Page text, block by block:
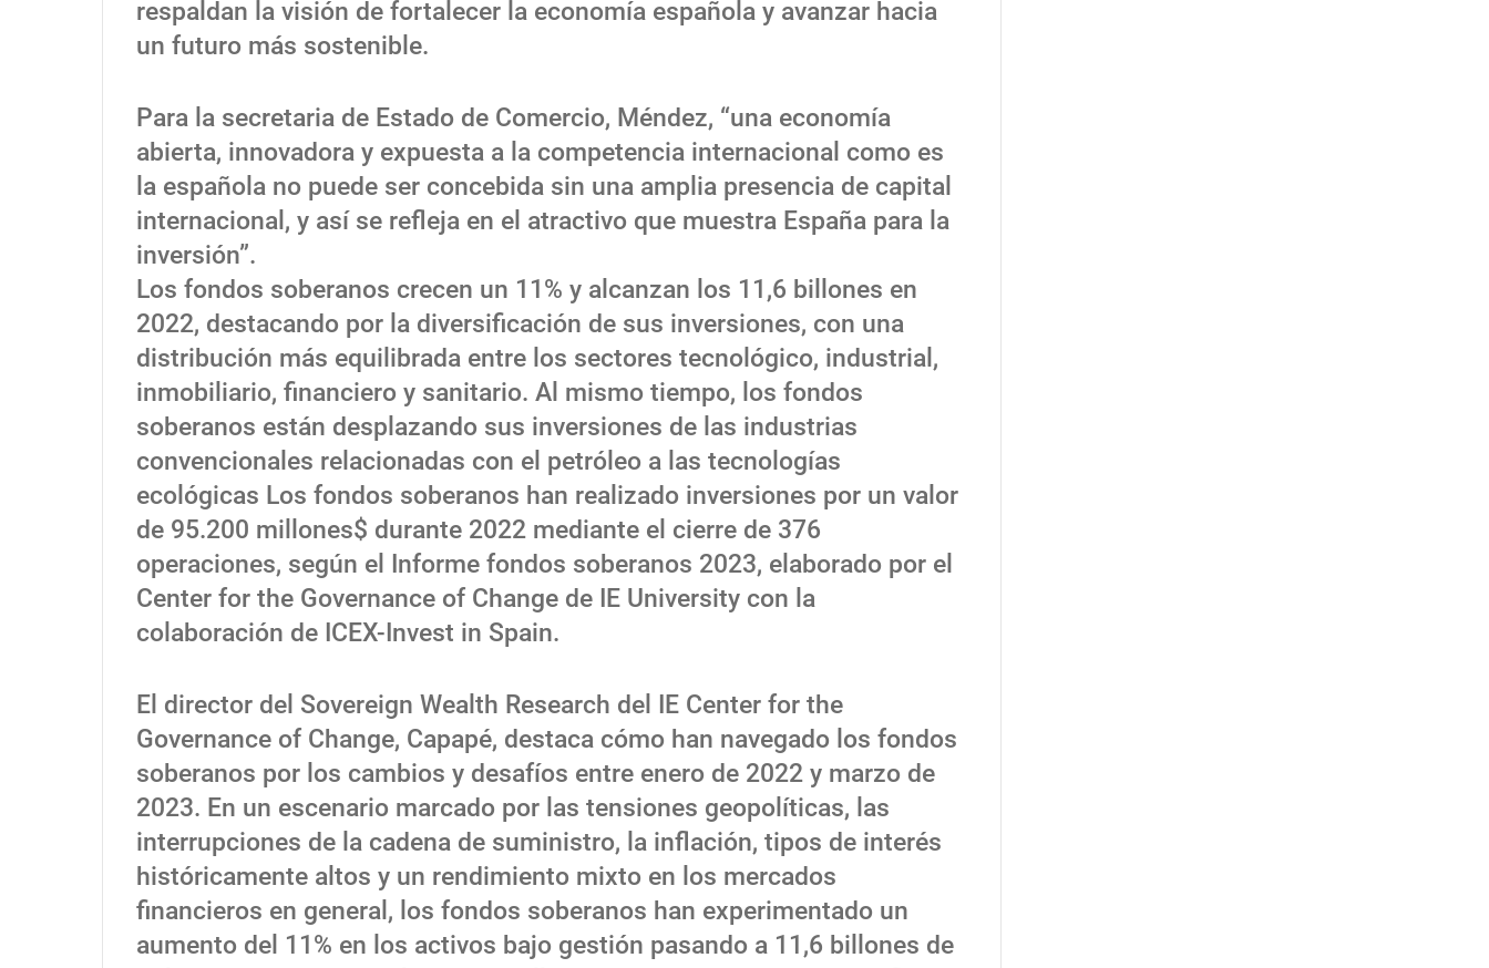
respaldan la visión de fortalecer la economía española y avanzar hacia
un futuro más sostenible.
Para la secretaria de Estado de Comercio, Méndez, “una economía
abierta, innovadora y expuesta a la competencia internacional como es
la española no puede ser concebida sin una amplia presencia de capital
internacional, y así se refleja en el atractivo que muestra España para la
inversión”.
Los fondos soberanos crecen un 11% y alcanzan los 11,6 billones en
2022, destacando por la diversificación de sus inversiones, con una
distribución más equilibrada entre los sectores tecnológico, industrial,
inmobiliario, financiero y sanitario. Al mismo tiempo, los fondos
soberanos están desplazando sus inversiones de las industrias
convencionales relacionadas con el petróleo a las tecnologías
ecológicas Los fondos soberanos han realizado inversiones por un valor
de 95.200 millones$ durante 2022 mediante el cierre de 376
operaciones, según el Informe fondos soberanos 2023, elaborado por el
Center for the Governance of Change de IE University con la
colaboración de ICEX-Invest in Spain.
El director del Sovereign Wealth Research del IE Center for the
Governance of Change, Capapé, destaca cómo han navegado los fondos
soberanos por los cambios y desafíos entre enero de 2022 y marzo de
2023. En un escenario marcado por las tensiones geopolíticas, las
interrupciones de la cadena de suministro, la inflación, tipos de interés
históricamente altos y un rendimiento mixto en los mercados
financieros en general, los fondos soberanos han experimentado un
aumento del 11% en los activos bajo gestión pasando a 11,6 billones de